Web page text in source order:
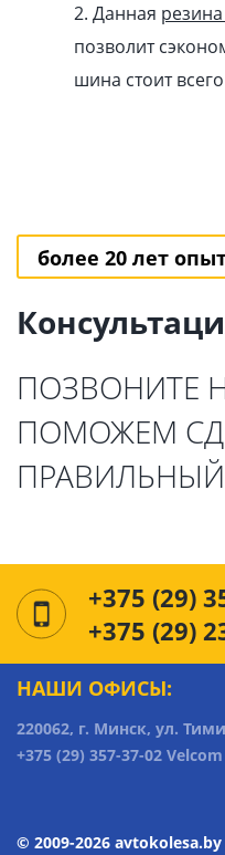
2. Данная
позволит
шина стоит
более 20 лет
ПОЗВОНИТЕ
ПОМОЖЕМ
+375 (29)
+375 (29)
НАШИ ОФИСЫ:
220062, г. Минск, ул.
+375 (29) 357-37-02 Velcom
© 2009-2026